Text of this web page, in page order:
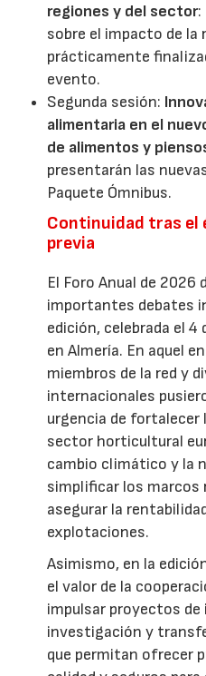
regiones y del sector:
sobre el impacto de la
prácticamente
evento.
Segunda sesión:
alimentaria en el
de alimentos y
presentarán las
Paquete Ómnibus.
Continuidad tras el
previa
El Foro Anual de 2026
importantes debates
edición, celebrada el 4
en Almería. En aquel
miembros de la red y
internacionales
urgencia de fortalecer
sector horticultural
cambio climático y la
simplificar los marcos
asegurar la
explotaciones.
Asimismo, en la
el valor de la
impulsar proyectos de
investigación y
que permitan ofrecer